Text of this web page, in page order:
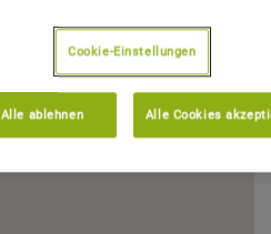
Cookie-Einstellungen
Alle ablehnen Alle Cookies